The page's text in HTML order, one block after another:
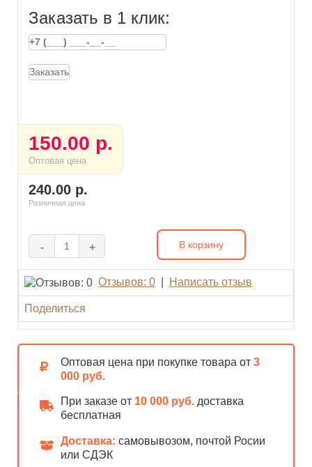
Заказать в 1 клик:
Заказать
150.00 р.
Оптовая цена
240.00 р.
Розничная цена
- + В корзину
Отзывов: 0 Написать отзыв
Поделиться
Оптовая цена при покупке товара от 3
000 руб.
При заказе от 10 000 руб. доставка
бесплатная
Доставка: самовывозом, почтой Росии
или СДЭК